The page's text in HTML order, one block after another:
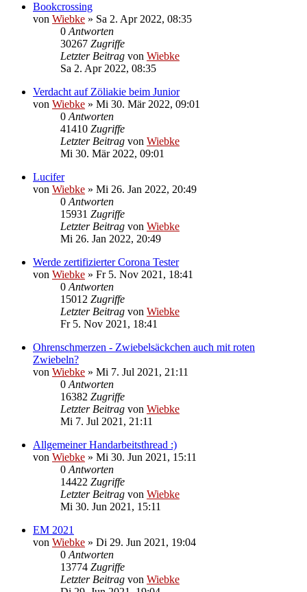
Bookcrossing
von Wiebke » Sa 2. Apr 2022, 08:35
0Antworten
30267 Zugriffe
Letzter Beitrag von Wiebke
Sa 2. Apr 2022, 08:35
Verdacht auf Zöliakie beim Junior
von Wiebke » Mi 30. Mär 2022, 09:01
0Antworten
41410 Zugriffe
Letzter Beitrag von Wiebke
Mi 30. Mär 2022, 09:01
Lucifer
von Wiebke » Mi 26. Jan 2022, 20:49
0Antworten
15931 Zugriffe
Letzter Beitrag von Wiebke
Mi 26. Jan 2022, 20:49
Werde zertifizierter Corona Tester
von Wiebke » Fr 5. Nov 2021, 18:41
0Antworten
15012 Zugriffe
Letzter Beitrag von Wiebke
Fr 5. Nov 2021, 18:41
Ohrenschmerzen - Zwiebelsäckchen auch mit roten
Zwiebeln?
von Wiebke » Mi 7. Jul 2021, 21:11
0Antworten
16382 Zugriffe
Letzter Beitrag von Wiebke
Mi 7. Jul 2021, 21:11
Allgemeiner Handarbeitsthread :)
von Wiebke » Mi 30. Jun 2021, 15:11
0Antworten
14422 Zugriffe
Letzter Beitrag von Wiebke
Mi 30. Jun 2021, 15:11
EM 2021
von Wiebke » Di 29. Jun 2021, 19:04
0Antworten
13774 Zugriffe
Letzter Beitrag von Wiebke